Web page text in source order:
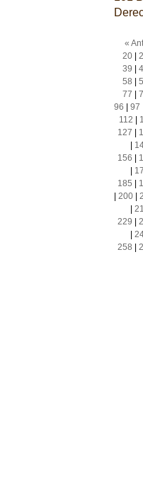
«
20|
39
58
77
96
97
112
127
156
185
200|
229
258